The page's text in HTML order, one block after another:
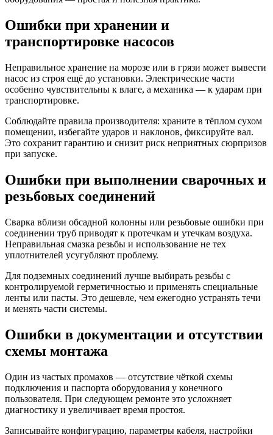
Ошибки при хранении и
транспортировке насосов
Неправильное хранение на морозе или в грязи может вывести
насос из строя ещё до установки. Электрические части
особенно чувствительны к влаге, а механика — к ударам при
транспортировке.
Соблюдайте правила производителя: храните в тёплом сухом
помещении, избегайте ударов и наклонов, фиксируйте вал.
Это сохранит гарантию и снизит риск неприятных сюрпризов
при запуске.
Ошибки при выполнении сварочных и
резьбовых соединений
Сварка вблизи обсадной колонны или резьбовые ошибки при
соединении труб приводят к протечкам и утечкам воздуха.
Неправильная смазка резьбы и использование не тех
уплотнителей усугубляют проблему.
Для подземных соединений лучше выбирать резьбы с
контролируемой герметичностью и применять специальные
ленты или пасты. Это дешевле, чем ежегодно устранять течи
и менять части системы.
Ошибки в документации и отсутствии
схемы монтажа
Один из частых промахов — отсутствие чёткой схемы
подключения и паспорта оборудования у конечного
пользователя. При следующем ремонте это усложняет
диагностику и увеличивает время простоя.
Записывайте конфигурацию, параметры кабеля, настройки